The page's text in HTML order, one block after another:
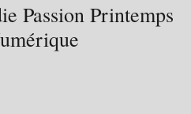
Passion Printemps